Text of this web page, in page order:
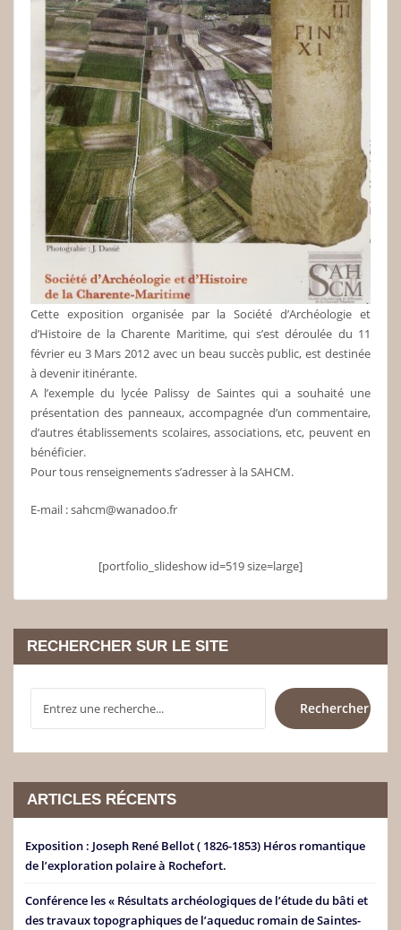
Cette exposition organisée par la Société d’Archéologie et
d’Histoire de la Charente Maritime, qui s’est déroulée du 11
février eu 3 Mars 2012 avec un beau succès public, est destinée
à devenir itinérante.
A l’exemple du lycée Palissy de Saintes qui a souhaité une
présentation des panneaux, accompagnée d’un commentaire,
d’autres établissements scolaires, associations, etc, peuvent en
bénéficier.
Pour tous renseignements s’adresser à la SAHCM.
E-mail : sahcm@wanadoo.fr
[portfolio_slideshow id=519 size=large]
RECHERCHER SUR LE SITE
RECHERCHER
Rechercher
ARTICLES RÉCENTS
Exposition : Joseph René Bellot ( 1826-1853) Héros romantique
de l’exploration polaire à Rochefort.
Conférence les « Résultats archéologiques de l’étude du bâti et
des travaux topographiques de l’aqueduc romain de Saintes-